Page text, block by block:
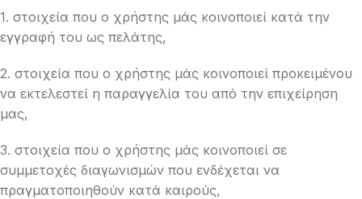
1. στοιχεία που ο χρήστης μάς κοινοποιεί κατά την
εγγραφή του ως πελάτης,
2. στοιχεία που ο χρήστης μάς κοινοποιεί προκειμένου
να εκτελεστεί η παραγγελία του από την επιχείρηση
μας,
3. στοιχεία που ο χρήστης μάς κοινοποιεί σε
συμμετοχές διαγωνισμών που ενδέχεται να
πραγματοποιηθούν κατά καιρούς,